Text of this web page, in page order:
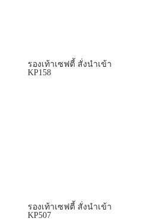
รองเท้าเซฟตี้ สั่งนำเข้า
KP158
รองเท้าเซฟตี้ สั่งนำเข้า
KP507